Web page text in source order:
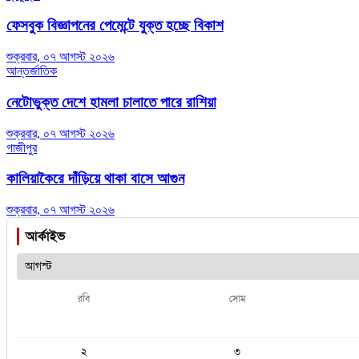
ফেসবুক বিজ্ঞাপনের পেমেন্টে যুক্ত হচ্ছে বিকাশ
শুক্রবার, ০৭ আগস্ট ২০২৬
আন্তর্জাতিক
নেটোভুক্ত দেশে হামলা চালাতে পারে রাশিয়া
শুক্রবার, ০৭ আগস্ট ২০২৬
গাজীপুর
কালিয়াকৈরে দাঁড়িয়ে থাকা বাসে আগুন
শুক্রবার, ০৭ আগস্ট ২০২৬
আর্কাইভ
রবি সোম
২
৩